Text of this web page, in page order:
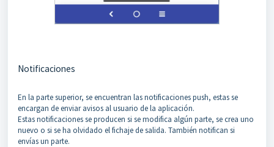
Notificaciones
En la parte superior, se encuentran las notificaciones push, estas se
encargan de enviar avisos al usuario de la aplicación.
Estas notificaciones se producen si se modifica algún parte, se crea uno
nuevo o si se ha olvidado el fichaje de salida. También notifican si
envías un parte.